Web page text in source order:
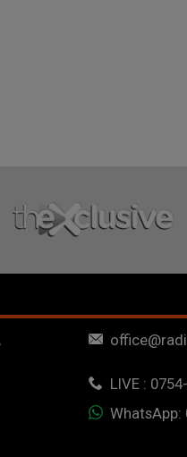
LIVE :
WhatsApp: